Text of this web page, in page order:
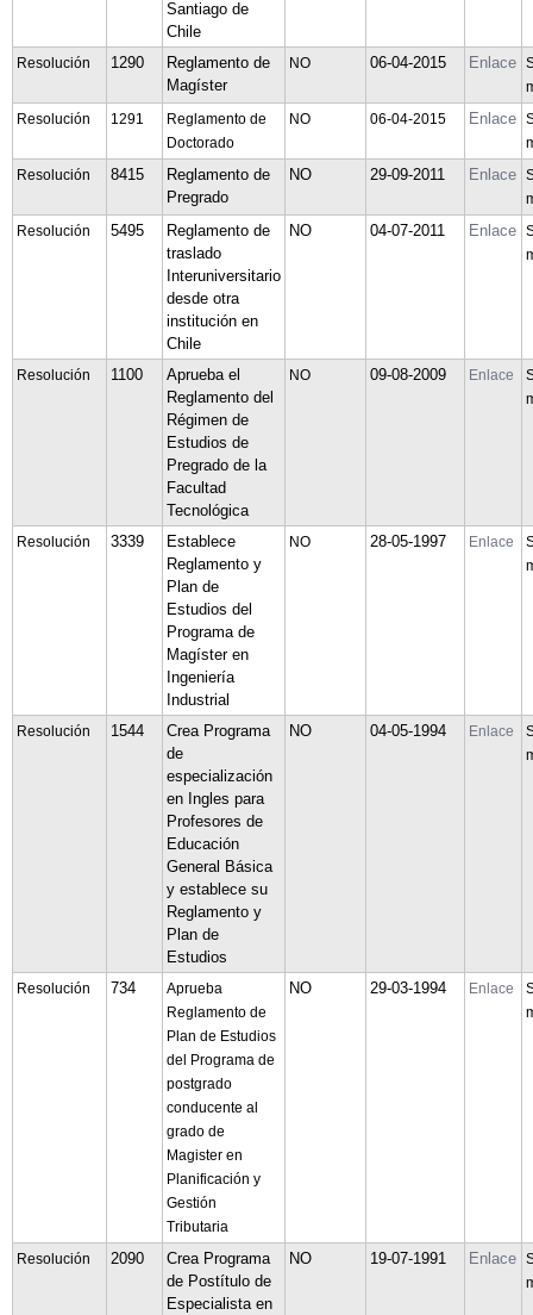
Santiago de
Chile
Resolución 1290
Reglamento de
Magíster
NO 06-04-2015 Enlace
Resolución
1291
Reglamento de
Doctorado
NO 06-04-2015 Enlace
Resolución
8415
Reglamento de
Pregrado
NO 29-09-2011 Enlace
Resolución
5495
Reglamento de
traslado
Interuniversitario
desde otra
institución en
Chile
NO 04-07-2011 Enlace
Resolución 1100
Aprueba el
Reglamento del
Régimen de
Estudios de
Pregrado de la
Facultad
Tecnológica
NO 09-08-2009 Enlace
Resolución 3339
Establece
Reglamento y
Plan de
Estudios del
Programa de
Magíster en
Ingeniería
Industrial
NO 28-05-1997 Enlace
Resolución 1544
Crea Programa
de
especialización
en Ingles para
Profesores de
Educación
General Básica
y establece su
Reglamento y
Plan de
Estudios
NO 04-05-1994 Enlace
Resolución 734
Aprueba
Reglamento de
Plan de Estudios
del Programa de
postgrado
conducente al
grado de
Magister en
Planificación y
Gestión
Tributaria
NO 29-03-1994 Enlace
Resolución 2090
Crea Programa
de Postítulo de
Especialista en
NO 19-07-1991 Enlace